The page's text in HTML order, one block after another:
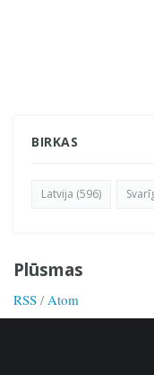
BIRKAS
Latvija (596)
Plūsmas
RSS / Atom